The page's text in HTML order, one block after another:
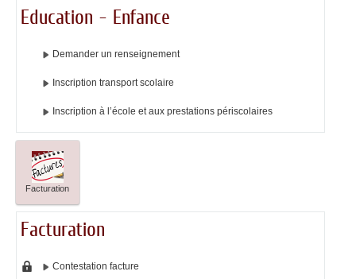
Education - Enfance
Demander un renseignement
Inscription transport scolaire
Inscription à l’école et aux prestations périscolaires
Facturation
Facturation
Contestation facture